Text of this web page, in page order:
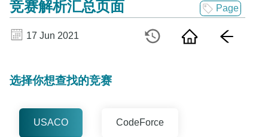
竞赛解析汇总页面 Page
17 Jun 2021
选择你想查找的竞赛
USACO CodeForce